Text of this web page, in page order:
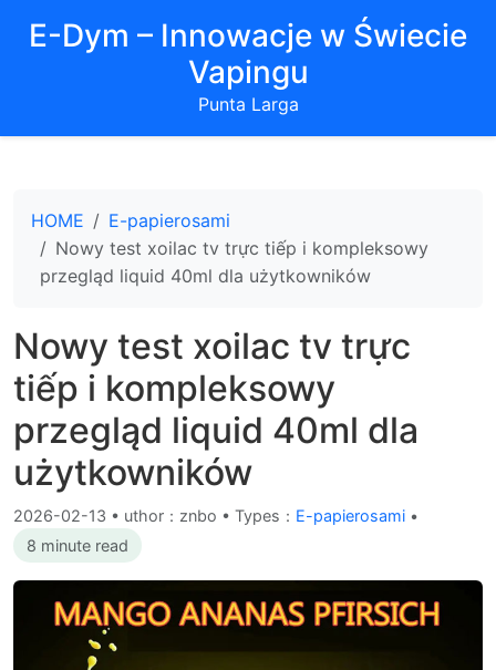
E-Dym – Innowacje w Świecie
Vapingu
Punta Larga
HOME
E-papierosami
Nowy test xoilac tv trực tiếp i kompleksowy
przegląd liquid 40ml dla użytkowników
Nowy test xoilac tv trực
tiếp i kompleksowy
przegląd liquid 40ml dla
użytkowników
2026-02-13 • uthor：znbo • Types： E-papierosami •
8 minute read